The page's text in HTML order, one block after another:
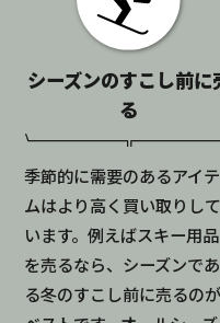
シーズンのすこし前に
る
季節的に需要のあるアイテ
ムはより高く買い取りして
います。例えばスキー用品
を売るなら、シーズンであ
る冬のすこし前に売るのが